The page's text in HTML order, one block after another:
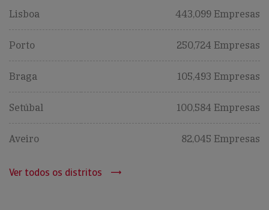
Lisboa 443,099 Empresas
Porto 250,724 Empresas
Braga 105,493 Empresas
Setúbal 100,584 Empresas
Aveiro 82,045 Empresas
Ver todos os distritos